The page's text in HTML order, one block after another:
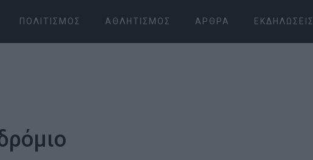
ΠΟΛΙΤΙΣΜΌΣ ΑΘΛΗΤΙΣΜΌΣ ΆΡΘΡΑ ΕΚΔΗΛΏΣΕΙΣ